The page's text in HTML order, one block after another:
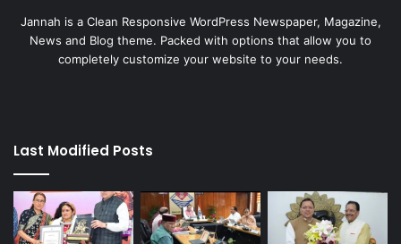
Jannah is a Clean Responsive WordPress Newspaper, Magazine,
News and Blog theme. Packed with options that allow you to
completely customize your website to your needs.
Last Modified Posts